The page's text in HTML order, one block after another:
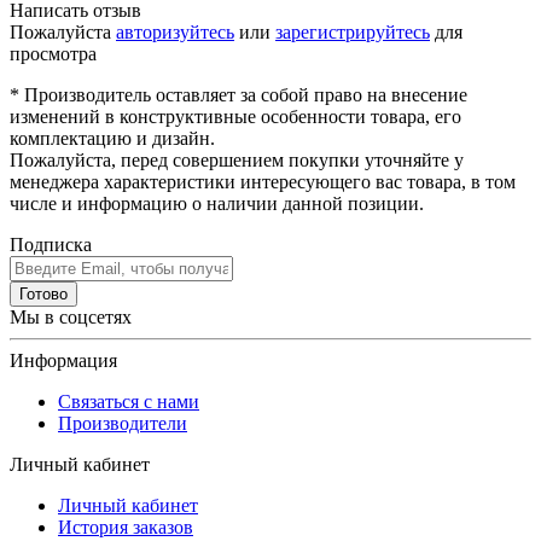
Написать отзыв
Пожалуйста авторизуйтесь или зарегистрируйтесь для
просмотра
* Производитель оставляет за собой право на внесение
изменений в конструктивные особенности товара, его
комплектацию и дизайн.
Пожалуйста, перед совершением покупки уточняйте у
менеджера характеристики интересующего вас товара, в том
числе и информацию о наличии данной позиции.
Подписка
Готово
Мы в соцсетях
Информация
Связаться с нами
Производители
Личный кабинет
Личный кабинет
История заказов